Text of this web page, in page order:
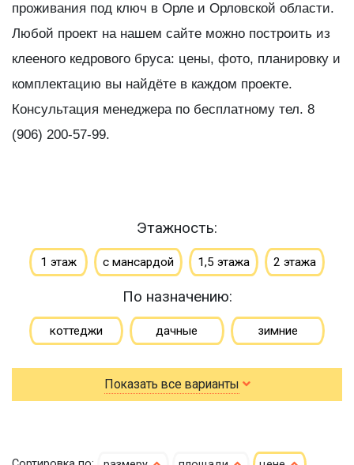
проживания под ключ в Орле и Орловской области.
Любой проект на нашем сайте можно построить из
клееного кедрового бруса: цены, фото, планировку и
комплектацию вы найдёте в каждом проекте.
Консультация менеджера по бесплатному тел. 8
(906) 200-57-99.
Этажность:
1 этаж с мансардой 1,5 этажа 2 этажа
По назначению:
коттеджи дачные зимние
для постоянного проживания гостевые
летние
Показать все варианты